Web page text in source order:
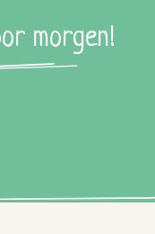
morgen!